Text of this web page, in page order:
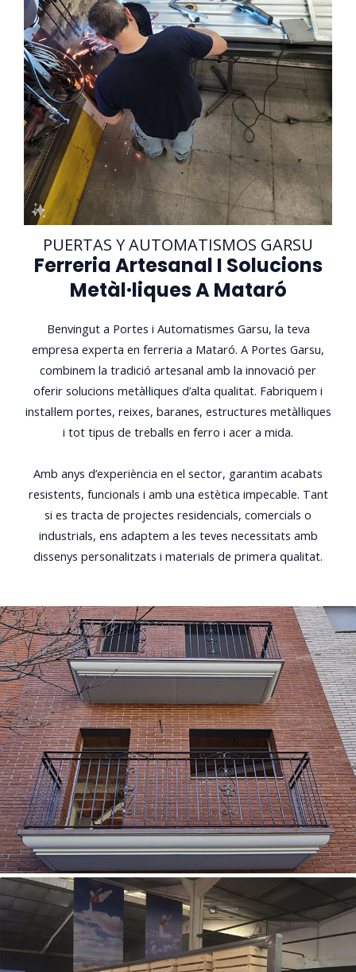
PUERTAS Y AUTOMATISMOS GARSU
Ferreria Artesanal I Solucions
Metàl·liques A Mataró
Benvingut a Portes i Automatismes Garsu, la teva
empresa experta en ferreria a Mataró. A Portes Garsu,
combinem la tradició artesanal amb la innovació per
oferir solucions metàl·liques d’alta qualitat. Fabriquem i
instal·lem portes, reixes, baranes, estructures metàl·liques
i tot tipus de treballs en ferro i acer a mida.
Amb anys d’experiència en el sector, garantim acabats
resistents, funcionals i amb una estètica impecable. Tant
si es tracta de projectes residencials, comercials o
industrials, ens adaptem a les teves necessitats amb
dissenys personalitzats i materials de primera qualitat.